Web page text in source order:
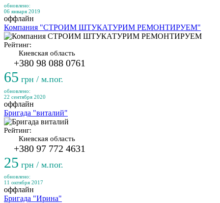
обновлено:
06 января 2019
оффлайн
Компания "СТРОИМ ШТУКАТУРИМ РЕМОНТИРУЕМ"
Рейтинг:
Киевская область
+380 98 088 0761
65 грн / м.пог.
обновлено:
22 сентября 2020
оффлайн
Бригада "виталий"
Рейтинг:
Киевская область
+380 97 772 4631
25 грн / м.пог.
обновлено:
11 октября 2017
оффлайн
Бригада "Ирина"